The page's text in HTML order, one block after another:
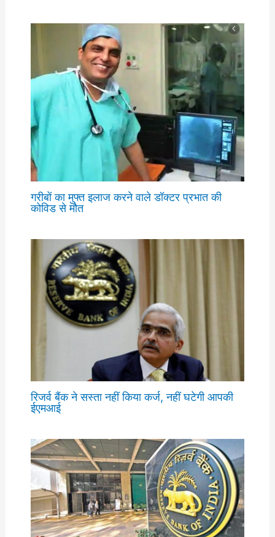
गरीबों का मुफ्त इलाज करने वाले डॉक्टर प्रभात की
कोविड से मौत
रिजर्व बैंक ने सस्ता नहीं किया कर्ज, नहीं घटेगी आपकी
ईएमआई